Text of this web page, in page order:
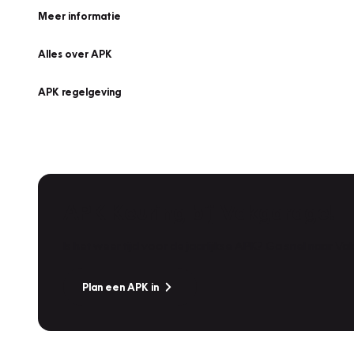
Meer informatie
Alles over APK
APK regelgeving
Plan een APK in